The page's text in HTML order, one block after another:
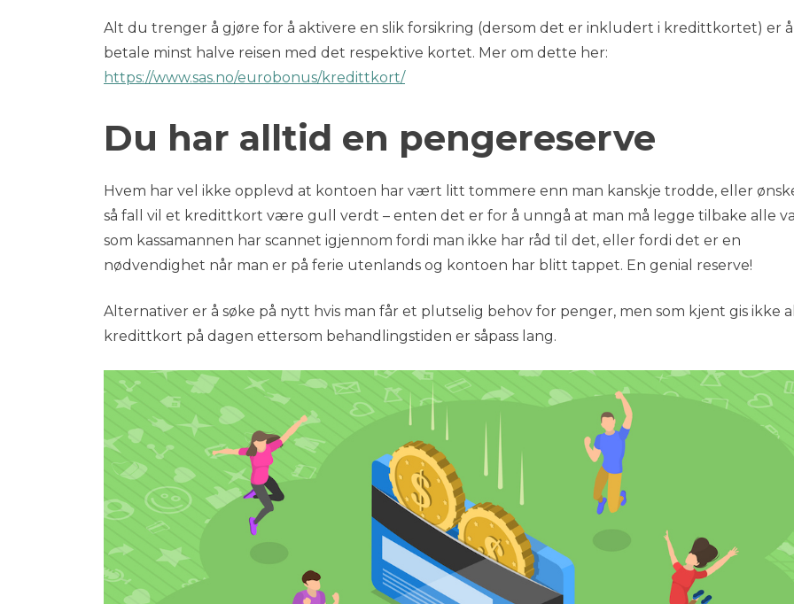
Alt du trenger å gjøre for å aktivere en slik forsikring (dersom det er inkludert i kredittkortet) er å
betale minst halve reisen med det respektive kortet. Mer om dette her:
https://www.sas.no/eurobonus/kredittkort/
Du har alltid en pengereserve
Hvem har vel ikke opplevd at kontoen har vært litt tommere enn man kanskje trodde, eller
så fall vil et kredittkort være gull verdt – enten det er for å unngå at man må legge tilbake alle
som kassamannen har scannet igjennom fordi man ikke har råd til det, eller fordi det er en
nødvendighet når man er på ferie utenlands og kontoen har blitt tappet. En genial reserve!
Alternativer er å søke på nytt hvis man får et plutselig behov for penger, men som kjent gis ikke
kredittkort på dagen ettersom behandlingstiden er såpass lang.